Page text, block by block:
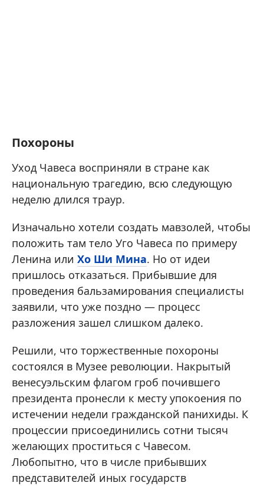
Похороны
Уход Чавеса восприняли в стране как
национальную трагедию, всю следующую
неделю длился траур.
Изначально хотели создать мавзолей, чтобы
положить там тело Уго Чавеса по примеру
Ленина или Хо Ши Мина. Но от идеи
пришлось отказаться. Прибывшие для
проведения бальзамирования специалисты
заявили, что уже поздно — процесс
разложения зашел слишком далеко.
Решили, что торжественные похороны
состоялся в Музее революции. Накрытый
венесуэльским флагом гроб почившего
президента пронесли к месту упокоения по
истечении недели гражданской панихиды. К
процессии присоединились сотни тысяч
желающих проститься с Чавесом.
Любопытно, что в числе прибывших
представителей иных государств